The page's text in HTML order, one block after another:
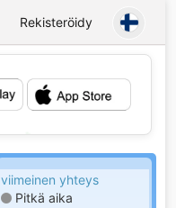
Rekisteröidy
💕
viimeinen yhteys
Pitkä aika